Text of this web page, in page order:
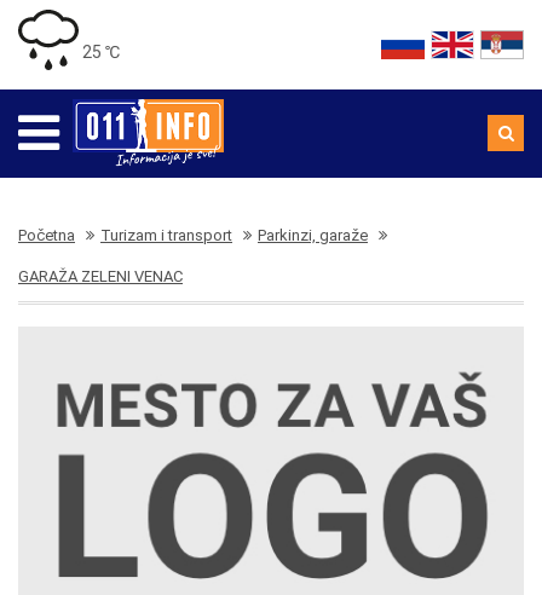
25 ℃
Početna Turizam i transport Parkinzi, garaže
GARAŽA ZELENI VENAC